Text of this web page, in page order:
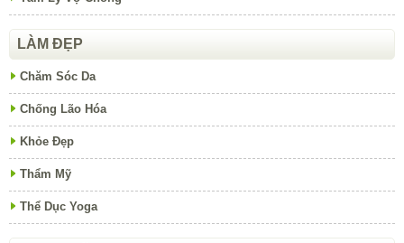
LÀM ĐẸP
Chăm Sóc Da
Chống Lão Hóa
Khỏe Đẹp
Thẩm Mỹ
Thể Dục Yoga